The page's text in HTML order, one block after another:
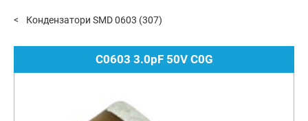
Кондензатори SMD 0603 (307)
C0603 3.0pF 50V C0G